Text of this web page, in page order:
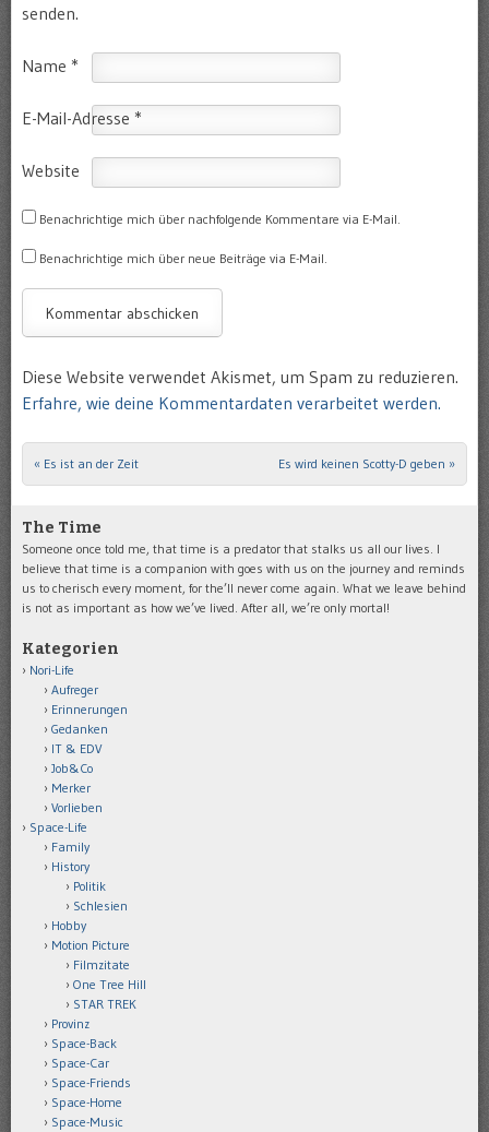
senden.
Name *
E-Mail-Adresse *
Website
Benachrichtige mich über nachfolgende Kommentare via E-Mail.
Benachrichtige mich über neue Beiträge via E-Mail.
Diese Website verwendet Akismet, um Spam zu reduzieren.
Erfahre, wie deine Kommentardaten verarbeitet werden.
Post navigation
« Es ist an der Zeit Es wird keinen Scotty-D geben »
The Time
Someone once told me, that time is a predator that stalks us all our lives. I
believe that time is a companion with goes with us on the journey and reminds
us to cherisch every moment, for the’ll never come again. What we leave behind
is not as important as how we’ve lived. After all, we’re only mortal!
Kategorien
Nori-Life
Aufreger
Erinnerungen
Gedanken
IT & EDV
Job&Co
Merker
Vorlieben
Space-Life
Family
History
Politik
Schlesien
Hobby
Motion Picture
Filmzitate
One Tree Hill
STAR TREK
Provinz
Space-Back
Space-Car
Space-Friends
Space-Home
Space-Music